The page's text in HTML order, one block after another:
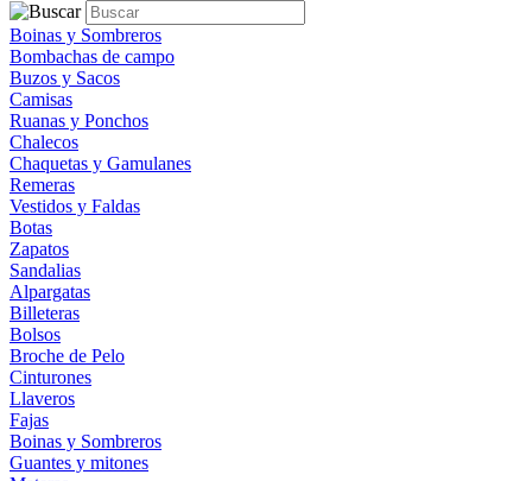
Boinas y Sombreros
Bombachas de campo
Buzos y Sacos
Camisas
Ruanas y Ponchos
Chalecos
Chaquetas y Gamulanes
Remeras
Vestidos y Faldas
Botas
Zapatos
Sandalias
Alpargatas
Billeteras
Bolsos
Broche de Pelo
Cinturones
Llaveros
Fajas
Boinas y Sombreros
Guantes y mitones